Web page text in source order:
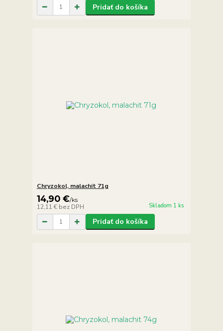
Pridať do košíka
Chryzokol, malachit 71g
14,90 €/ks
12,11 € bez DPH Skladom 1 ks
Pridať do košíka